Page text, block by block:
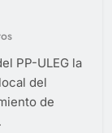
PP-ULEG la
del
de